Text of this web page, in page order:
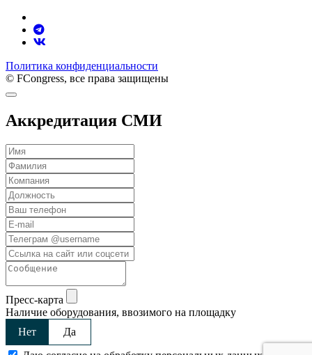
Политика конфиденциальности
© FCongress, все права защищены
Аккредитация СМИ
Пресс-карта
Наличие оборудования, ввозимого на площадку
Нет
Да